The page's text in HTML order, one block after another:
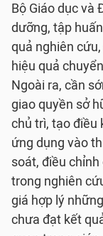
Bộ Giáo dục và
dưỡng, tập
quả nghiên
hiệu quả
Ngoài ra, cần
giao quyền sở
chủ trì, tạo điều
ứng dụng vào
soát, điều
trong nghiên
giá hợp lý
chưa đạt kết